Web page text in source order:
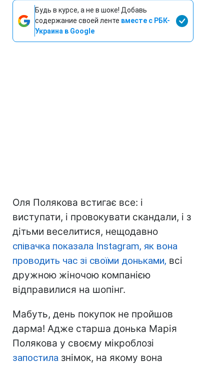
Будь в курсе, а не в шоке! Добавь
содержание своей ленте вместе с РБК-
Украина в Google
Оля Полякова встигає все: і
виступати, і провокувати скандали, і з
дітьми веселитися, нещодавно
співачка показала Instagram, як вона
проводить час зі своїми доньками, всі
дружною жіночою компанією
відправилися на шопінг.
Мабуть, день покупок не пройшов
дарма! Адже старша донька Марія
Полякова у своєму мікроблозі
запостила знімок, на якому вона